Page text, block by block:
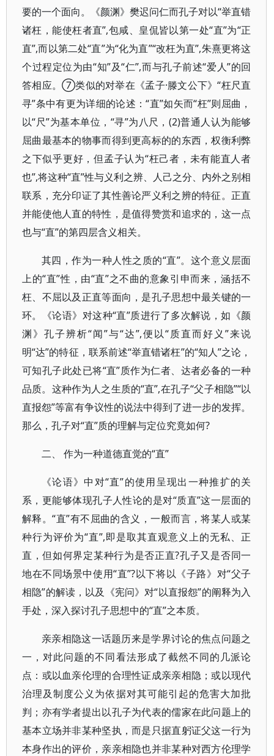
要的一个面向。《颜渊》樊迟问仁而孔子对以“举直错
诸枉，能使枉者直”,包咸、皇侃皆以第一处“直”为“正
直”,而以第二处“直”为“化为直”“改枉为直”,朱熹更将这
个过程定位为由“知”及“仁”,而与孔子前述“爱人”的回
答相应。⑦类似的对举在《孟子·滕文公下》“枉尺直
寻”条中有更为详细的论述：“直”如矢而“枉”则屈曲，
以“尺”为基本单位，“寻”为八尺，(2)普通人认为能够
屈曲最基本的物事而得到更高标的的东西，权衡利弊
之下似乎更好，但孟子认为“枉己者，未有能直人者
也”,将这种“直”性与义利之辨、人己之分、内外之别相
联系，充分印证了其性善论严义利之辨的特征。正直
并能使他人直的特性，是值得赞赏和追求的，这一点
也与“直”的第四层含义相关。
其四，作为一种人性之质的“直”。这个意义层面
上的“直”性，由“直”之不曲的意象引申而来，涵括不
枉、不屈以及正直等面向，是孔子思想中最关键的一
环。《论语》对这种“直”质进行了多次解说，如《颜
渊》孔子辨析“闻”与“达”,便以“质直而好义”来说
明“达”的特征，联系前述“举直错诸枉”的“知人”之论，
可知孔子此处已将“直”质作为仁者、达者必备的一种
品质。这种作为人之生质的“直”,在孔子“父子相隐”“以
直报怨”等富有争议性的说法中得到了进一步的发挥。
那么，孔子对“直”质的理解与定位究竟如何?
二、 作为一种道德直觉的“直”
《论语》中对“直”的使用呈现出一种推扩的关
系，更能够体现孔子人性论的是对“质直”这一层面的
解释。“直”有不屈曲的含义，一般而言，将某人或某
种行为评价为“直”,即是取其直观意义上的无私、正
直，但如何界定某种行为是否正直?孔子又是否同一
地在不同场景中使用“直”?以下将以《子路》对“父子
相隐”的解读，以及《宪问》对“以直报怨”的阐释为入
手处，深入探讨孔子思想中的“直”之本质。
亲亲相隐这一话题历来是学界讨论的焦点问题之
一，对此问题的不同看法形成了截然不同的几派论
点：或以血亲伦理的合理性证成亲亲相隐；或以现代
治理及制度公义为依据对其可能引起的危害大加批
判；亦有学者提出以孔子为代表的儒家在此问题上的
基本立场并非某种坚执，而是只据直躬证父这一行为
本身作出的评价，亲亲相隐也并非某种对西方伦理学